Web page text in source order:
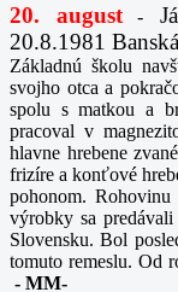
20. august-
20.8.1981
Základnú školu
svojho otca a
spolu s matkou a
pracoval v
hlavne hrebene
frizíre a konťové
pohonom.
výrobky sa
Slovensku. Bol
tomuto remeslu. Od
- MM-